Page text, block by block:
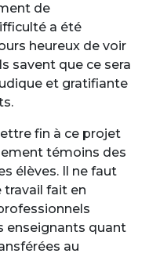
de
a été
heureux de voir
savent que ce sera
et gratifiante
fin à ce projet
témoins des
élèves. Il ne faut
travail fait en
enseignants quant
au